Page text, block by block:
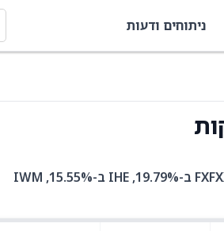
ניתוחים ודעות
MSMR היא קרן סל עם 6 אחזקות. בין האחזקות המובילות: SGOV ב-38.93%, FXFXX ב-19.79%, IHE ב-15.55%, IWM